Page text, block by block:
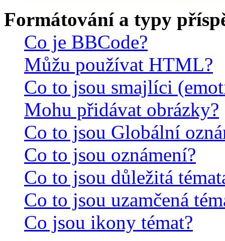
Formátování a typy
Co je BBCode?
Můžu používat HTML?
Co to jsou smajlíci
Mohu přidávat obrázky?
Co to jsou Globální
Co to jsou oznámení?
Co to jsou důležitá
Co to jsou uzamčená
Co jsou ikony témat?